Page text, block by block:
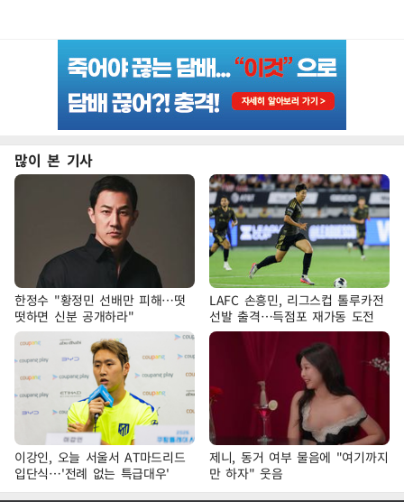
많이 본 기사
한정수 "황정민 선배만 피해…떳
떳하면 신분 공개하라"
LAFC 손흥민, 리그스컵 톨루카전
선발 출격…득점포 재가동 도전
이강인, 오늘 서울서 AT마드리드
입단식…'전례 없는 특급대우'
제니, 동거 여부 물음에 "여기까지
만 하자" 웃음